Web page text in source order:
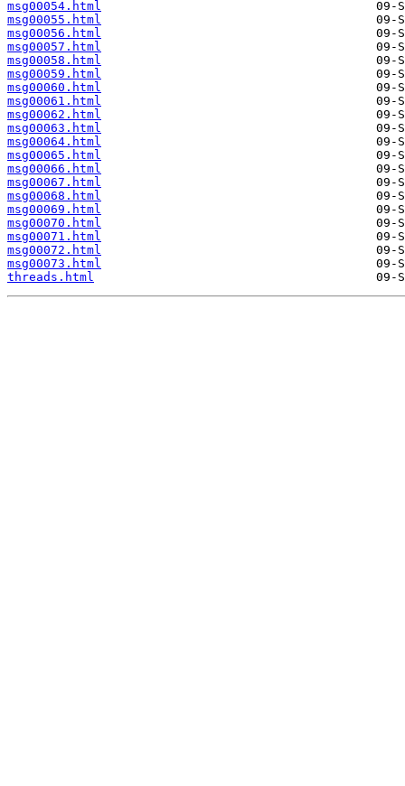
msg00054.html
msg00055.html
msg00056.html
msg00057.html
msg00058.html
msg00059.html
msg00060.html
msg00061.html
msg00062.html
msg00063.html
msg00064.html
msg00065.html
msg00066.html
msg00067.html
msg00068.html
msg00069.html
msg00070.html
msg00071.html
msg00072.html
msg00073.html
threads.html